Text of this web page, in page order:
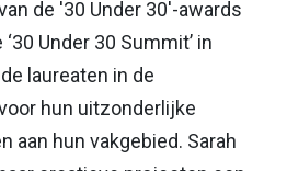
de '30 Under 30'-awards
Under 30 Summit’ in
laureaten in de
hun uitzonderlijke
aan hun vakgebied. Sarah